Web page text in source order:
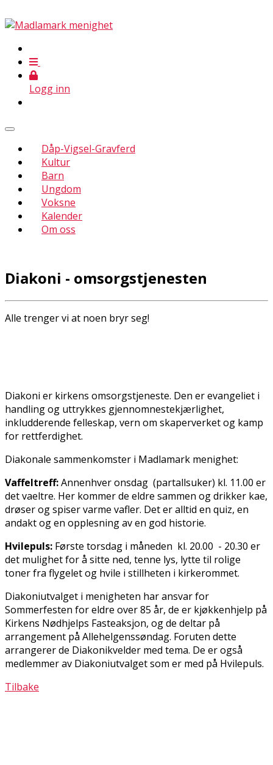
Logg inn
Dåp-Vigsel-Gravferd
Kultur
Barn
Ungdom
Voksne
Kalender
Om oss
Diakoni - omsorgstjenesten
Alle trenger vi at noen bryr seg!
Diakoni er kirkens omsorgstjeneste. Den er evangeliet i
handling og uttrykkes gjennomnestekjærlighet,
inkludderende felleskap, vern om skaperverket og kamp
for rettferdighet.
Diakonale sammenkomster i Madlamark menighet:
Vaffeltreff:Annenhver onsdag (partallsuker) kl. 11.00 er
det vaffeltreff. Her kommer de eldre sammen og drikker kaffe,
drøser og spiser varme vafler. Det er alltid en quiz, en
andakt og en opplesning av en god historie.
Hvilepuls: Første torsdag i måneden kl. 20.00 - 20.30 er
det mulighet for å sitte ned, tenne lys, lytte til rolige
toner fra flygelet og hvile i stillheten i kirkerommet.
Diakoniutvalget i menigheten har ansvar for
Sommerfesten for eldre over 85 år, de er kjøkkenhjelp på
Kirkens Nødhjelps Fasteaksjon, og de deltar på
arrangement på Allehelgenssøndag. Foruten dette
arrangerer de Diakonikvelder med tema. De er også
medlemmer av Diakoniutvalget som er med på Hvilepuls.
Tilbake